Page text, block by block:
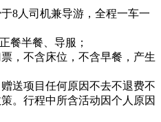
8人司机兼导游，全程一车一
餐半餐、导服；
，不含床位，不含早餐，产生
送项目任何原因不去不退费不
。行程中所含活动因个人原因